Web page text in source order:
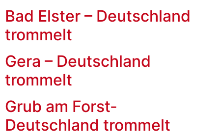
Bad Elster – Deutschland
trommelt
Gera – Deutschland
trommelt
Grub am Forst-
Deutschland trommelt